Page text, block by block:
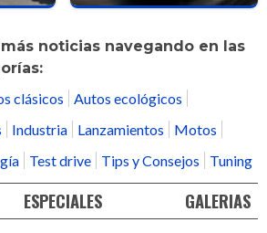
noticias navegando en las
clásicos
Autos ecológicos
Industria Lanzamientos
Motos
Test drive Tips y Consejos Tuning
ESPECIALES GALERIAS